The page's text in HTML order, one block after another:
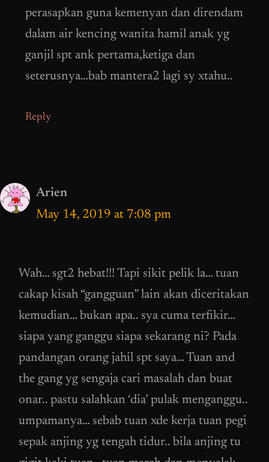
perasapkan guna kemenyan dan direndam
dalam air kencing wanita hamil anak yg
ganjil spt ank pertama,ketiga dan
seterusnya…bab mantera2 lagi sy xtahu..
Reply
Arien
May 14, 2019 at 7:08 pm
Wah… sgt2 hebat!!! Tapi sikit pelik la… tuan
cakap kisah “gangguan” lain akan diceritakan
kemudian… bukan apa.. sya cuma terfikir…
siapa yang ganggu siapa sekarang ni? Pada
pandangan orang jahil spt saya… Tuan and
the gang yg sengaja cari masalah dan buat
onar.. pastu salahkan ‘dia’ pulak menganggu..
umpamanya… sebab tuan xde kerja tuan pegi
sepak anjing yg tengah tidur.. bila anjing tu